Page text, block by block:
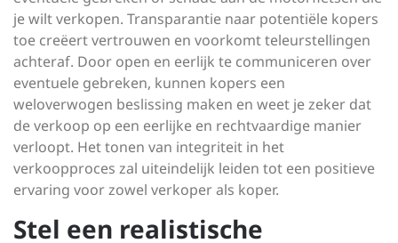
je wilt verkopen. Transparantie naar potentiële kopers
toe creëert vertrouwen en voorkomt teleurstellingen
achteraf. Door open en eerlijk te communiceren over
eventuele gebreken, kunnen kopers een
weloverwogen beslissing maken en weet je zeker dat
de verkoop op een eerlijke en rechtvaardige manier
verloopt. Het tonen van integriteit in het
verkoopproces zal uiteindelijk leiden tot een positieve
ervaring voor zowel verkoper als koper.
Stel een realistische